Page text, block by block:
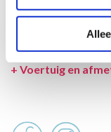
SPECIALS
LEVERANCIER
+ Voertuig en